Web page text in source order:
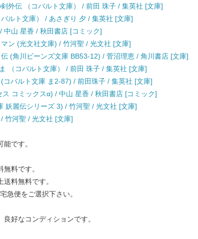
外伝 （コバルト文庫） / 前田 珠子 / 集英社 [文庫]
ルト文庫） / あさぎり 夕 / 集英社 [文庫]
中山 星香 / 秋田書店 [コミック]
ン (光文社文庫) / 竹河聖 / 光文社 [文庫]
(角川ビーンズ文庫 BB53-12) / 菅沼理恵 / 角川書店 [文庫]
（コバルト文庫） / 前田 珠子 / 集英社 [文庫]
コバルト文庫 ま2-87) / 前田珠子 / 集英社 [文庫]
コミックスα) / 中山 星香 / 秋田書店 [コミック]
妖麗伝シリーズ 3) / 竹河聖 / 光文社 [文庫]
竹河聖 / 光文社 [文庫]
です。
料です。
料無料です。
急便をご選択下さい。
好なコンディションです。